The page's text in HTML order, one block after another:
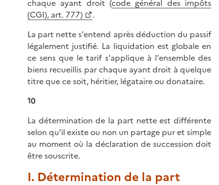
chaque ayant droit (code général des impôts
(CGI), art. 777)
.
La part nette s'entend après déduction du passif
légalement justifié. La liquidation est globale en
ce sens que le tarif s'applique à l'ensemble des
biens recueillis par chaque ayant droit à quelque
titre que ce soit, héritier, légataire ou donataire.
10
La détermination de la part nette est différente
selon qu'il existe ou non un partage pur et simple
au moment où la déclaration de succession doit
être souscrite.
I. Détermination de la part